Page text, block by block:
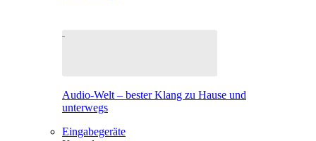
Audio-Welt – bester Klang zu Hause und
unterwegs
Eingabegeräte